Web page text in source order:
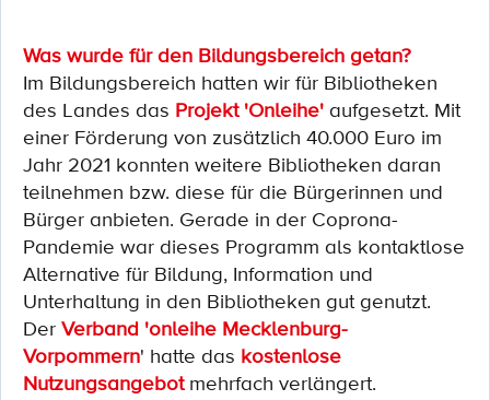
Was wurde für den Bildungsbereich getan?
Im Bildungsbereich hatten wir für Bibliotheken
des Landes das Projekt 'Onleihe'aufgesetzt. Mit
einer Förderung von zusätzlich 40.000 Euro im
Jahr 2021 konnten weitere Bibliotheken daran
teilnehmen bzw. diese für die Bürgerinnen und
Bürger anbieten. Gerade in der Coprona-
Pandemie war dieses Programm als kontaktlose
Alternative für Bildung, Information und
Unterhaltung in den Bibliotheken gut genutzt.
DerVerband 'onleihe Mecklenburg-
Vorpommern' hatte das kostenlose
Nutzungsangebotmehrfach verlängert.